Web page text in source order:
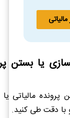
یا بستن
مالیاتی
با دقت طی کنید.